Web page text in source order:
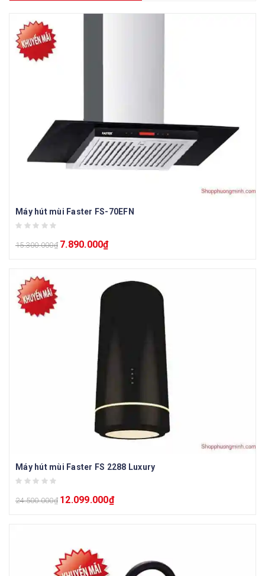
Máy hút mùi Faster FS-70EFN
15.300.000₫ 7.890.000₫
Máy hút mùi Faster FS 2288 Luxury
24.500.000₫ 12.099.000₫